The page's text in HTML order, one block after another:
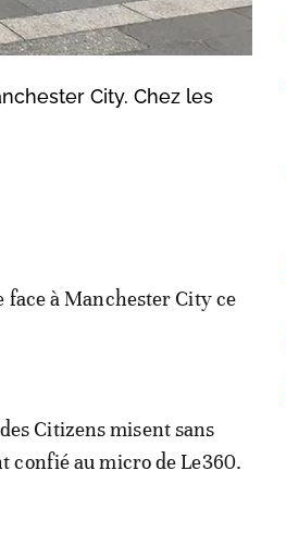
City. Chez les
face à Manchester City ce
Citizens misent sans
confié au micro de Le360.